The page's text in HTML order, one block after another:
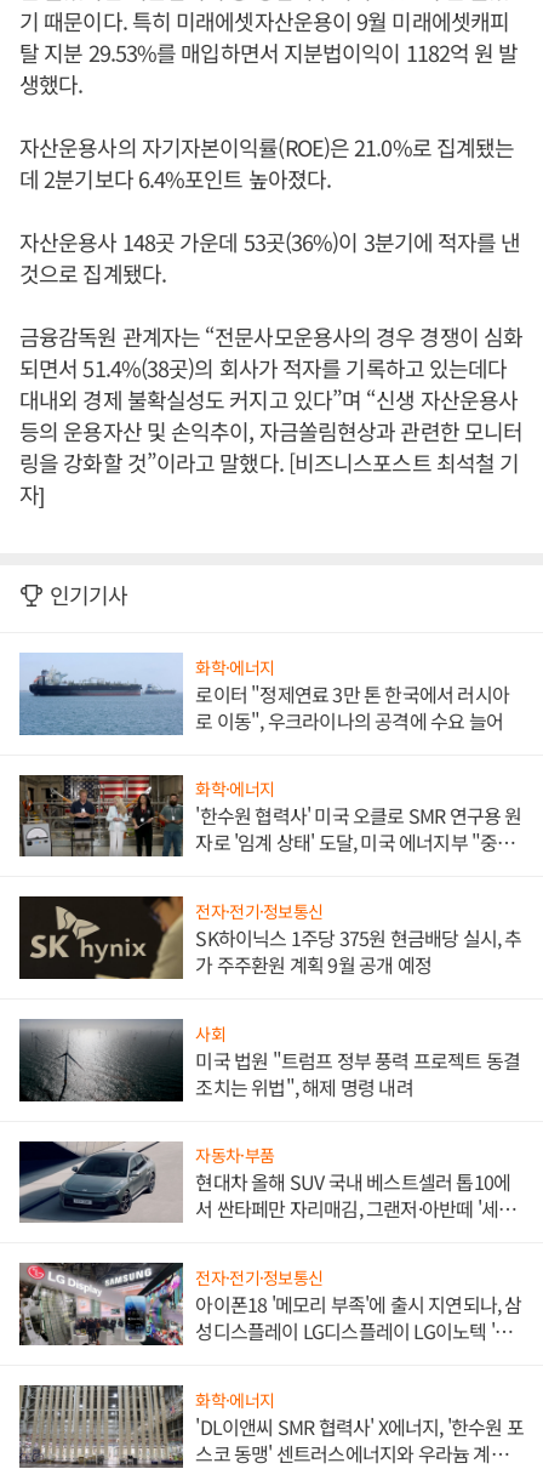
기 때문이다. 특히 미래에셋자산운용이 9월 미래에셋캐피
탈 지분 29.53%를 매입하면서 지분법이익이 1182억 원 발
생했다.
자산운용사의 자기자본이익률(ROE)은 21.0%로 집계됐는
데 2분기보다 6.4%포인트 높아졌다.
자산운용사 148곳 가운데 53곳(36%)이 3분기에 적자를 낸
것으로 집계됐다.
금융감독원 관계자는 “전문사모운용사의 경우 경쟁이 심화
되면서 51.4%(38곳)의 회사가 적자를 기록하고 있는데다
대내외 경제 불확실성도 커지고 있다”며 “신생 자산운용사
등의 운용자산 및 손익추이, 자금쏠림현상과 관련한 모니터
링을 강화할 것”이라고 말했다. [비즈니스포스트 최석철 기
자]
인기기사
화학·에너지
로이터 "정제연료 3만 톤 한국에서 러시아
로 이동", 우크라이나의 공격에 수요 늘어
화학·에너지
'한수원 협력사' 미국 오클로 SMR 연구용 원
자로 '임계 상태' 도달, 미국 에너지부 "중요
전자·전기·정보통신
SK하이닉스 1주당 375원 현금배당 실시, 추
가 주주환원 계획 9월 공개 예정
사회
미국 법원 "트럼프 정부 풍력 프로젝트 동결
조치는 위법", 해제 명령 내려
자동차·부품
현대차 올해 SUV 국내 베스트셀러 톱10에
서 싼타페만 자리매김, 그랜저·아반떼 '세단
전자·전기·정보통신
아이폰18 '메모리 부족'에 출시 지연되나, 삼
성디스플레이 LG디스플레이 LG이노텍 '탈
화학·에너지
'DL이앤씨 SMR 협력사' X에너지, '한수원 포
스코 동맹' 센트러스에너지와 우라늄 계약